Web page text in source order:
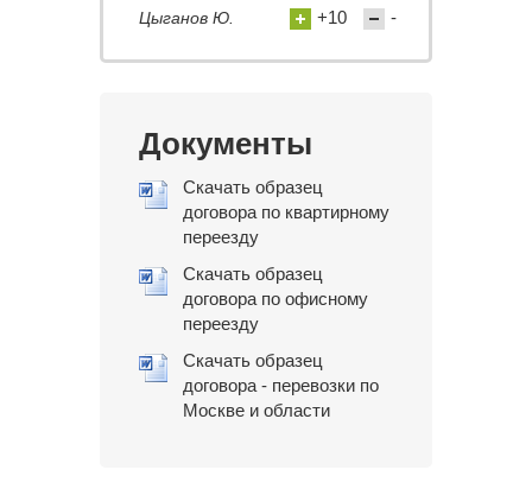
Цыганов Ю. +10 -
Документы
Скачать образец
договора по квартирному
переезду
Скачать образец
договора по офисному
переезду
Скачать образец
договора - перевозки по
Москве и области